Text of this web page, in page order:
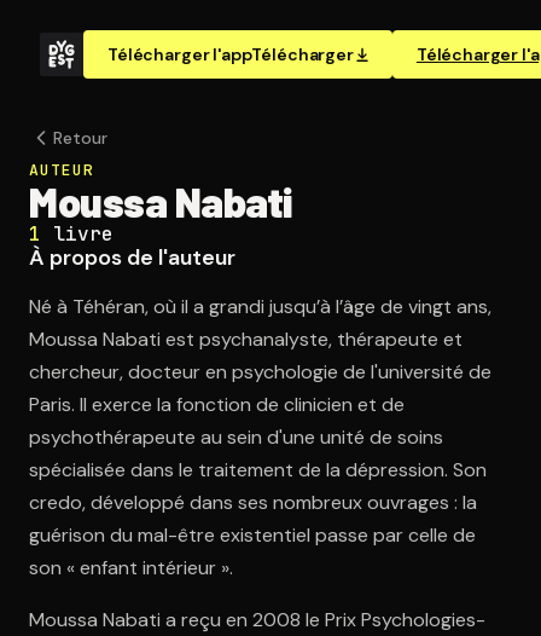
Télécharger l'appTélécharger Télécharger
Ouvre l'app Appareil photo, pointe sur le code. C'est gratuit à
Retour
AUTEUR
Moussa Nabati
1 livre
À propos de l'auteur
Né à Téhéran, où il a grandi jusqu’à l’âge de vingt ans,
Moussa Nabati est psychanalyste, thérapeute et
chercheur, docteur en psychologie de l'université de
Paris. Il exerce la fonction de clinicien et de
psychothérapeute au sein d'une unité de soins
spécialisée dans le traitement de la dépression. Son
credo, développé dans ses nombreux ouvrages : la
guérison du mal-être existentiel passe par celle de
son « enfant intérieur ».
Moussa Nabati a reçu en 2008 le Prix Psychologies-